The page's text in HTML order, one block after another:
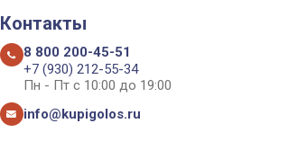
Контакты
8 800 200-45-51
+7 (930) 212-55-34
Пн - Пт с 10:00 до 19:00
info@kupigolos.ru